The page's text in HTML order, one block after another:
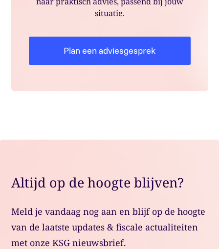
situatie.
Plan een adviesgesprek
Altijd op de hoogte blijven?
Meld je vandaag nog aan en blijf op de hoogte
van de laatste updates & fiscale actualiteiten
met onze KSG nieuwsbrief.